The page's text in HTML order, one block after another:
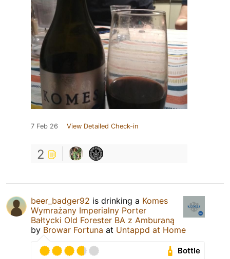
7 Feb 26 View Detailed Check-in
2
beer_badger92 is drinking a Komes
Wymrażany Imperialny Porter
Bałtycki Old Forester BA z Amburaną
by Browar Fortuna at Untappd at Home
Bottle